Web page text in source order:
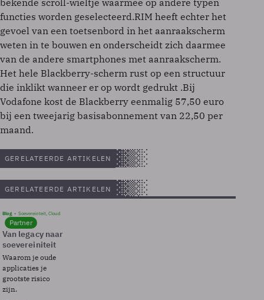
bekende scroll-wieltje waarmee op andere typen
functies worden geselecteerd.RIM heeft echter het
gevoel van een toetsenbord in het aanraakscherm
weten in te bouwen en onderscheidt zich daarmee
van de andere smartphones met aanraakscherm.
Het hele Blackberry-scherm rust op een structuur
die inklikt wanneer er op wordt gedrukt .Bij
Vodafone kost de Blackberry eenmalig 57,50 euro
bij een tweejarig basisabonnement van 22,50 per
maand.
GERELATEERDE ARTIKELEN
GERELATEERDE ARTIKELEN
Blog Soevereinteit, Cloud
Partner
Van legacy naar
soevereiniteit
Waarom je oude
applicaties je
grootste risico
zijn.